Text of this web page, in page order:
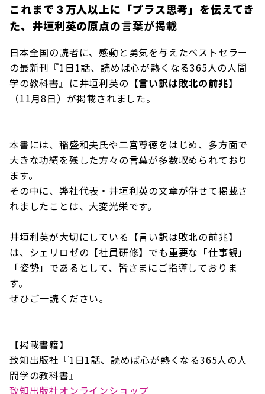
これまで３万人以上に「プラス思考」を伝えてき
た、井垣利英の原点の言葉が掲載
日本全国の読者に、感動と勇気を与えたベストセラー
の最新刊『1日1話、読めば心が熱くなる365人の人間
学の教科書』に井垣利英の【言い訳は敗北の前兆】
（11月8日）が掲載されました。
本書には、稲盛和夫氏や二宮尊徳をはじめ、多方面で
大きな功績を残した方々の言葉が多数収められており
ます。
その中に、弊社代表・井垣利英の文章が併せて掲載さ
れましたことは、大変光栄です。
井垣利英が大切にしている【言い訳は敗北の前兆】
は、シェリロゼの【社員研修】でも重要な「仕事観」
「姿勢」であるとして、皆さまにご指導しておりま
す。
ぜひご一読ください。
【掲載書籍】
致知出版社『1日1話、読めば心が熱くなる365人の人
間学の教科書』
致知出版社オンラインショップ